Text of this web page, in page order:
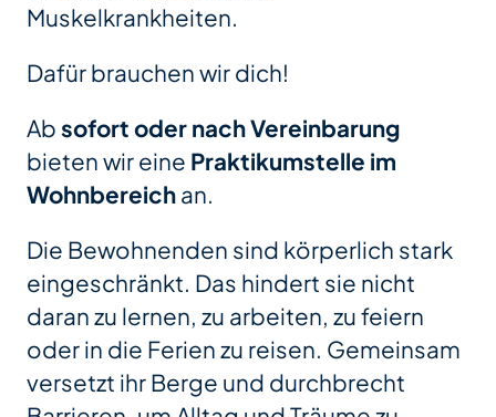
Muskelkrankheiten.
Dafür brauchen wir dich!
Absofort oder nach Vereinbarung
bieten wir eine Praktikumstelle im
Wohnbereichan.
Die Bewohnenden sind körperlich stark
eingeschränkt. Das hindert sie nicht
daran zu lernen, zu arbeiten, zu feiern
oder in die Ferien zu reisen. Gemeinsam
versetzt ihr Berge und durchbrecht